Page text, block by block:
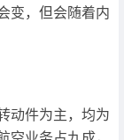
变，但会随着内
件为主，均为